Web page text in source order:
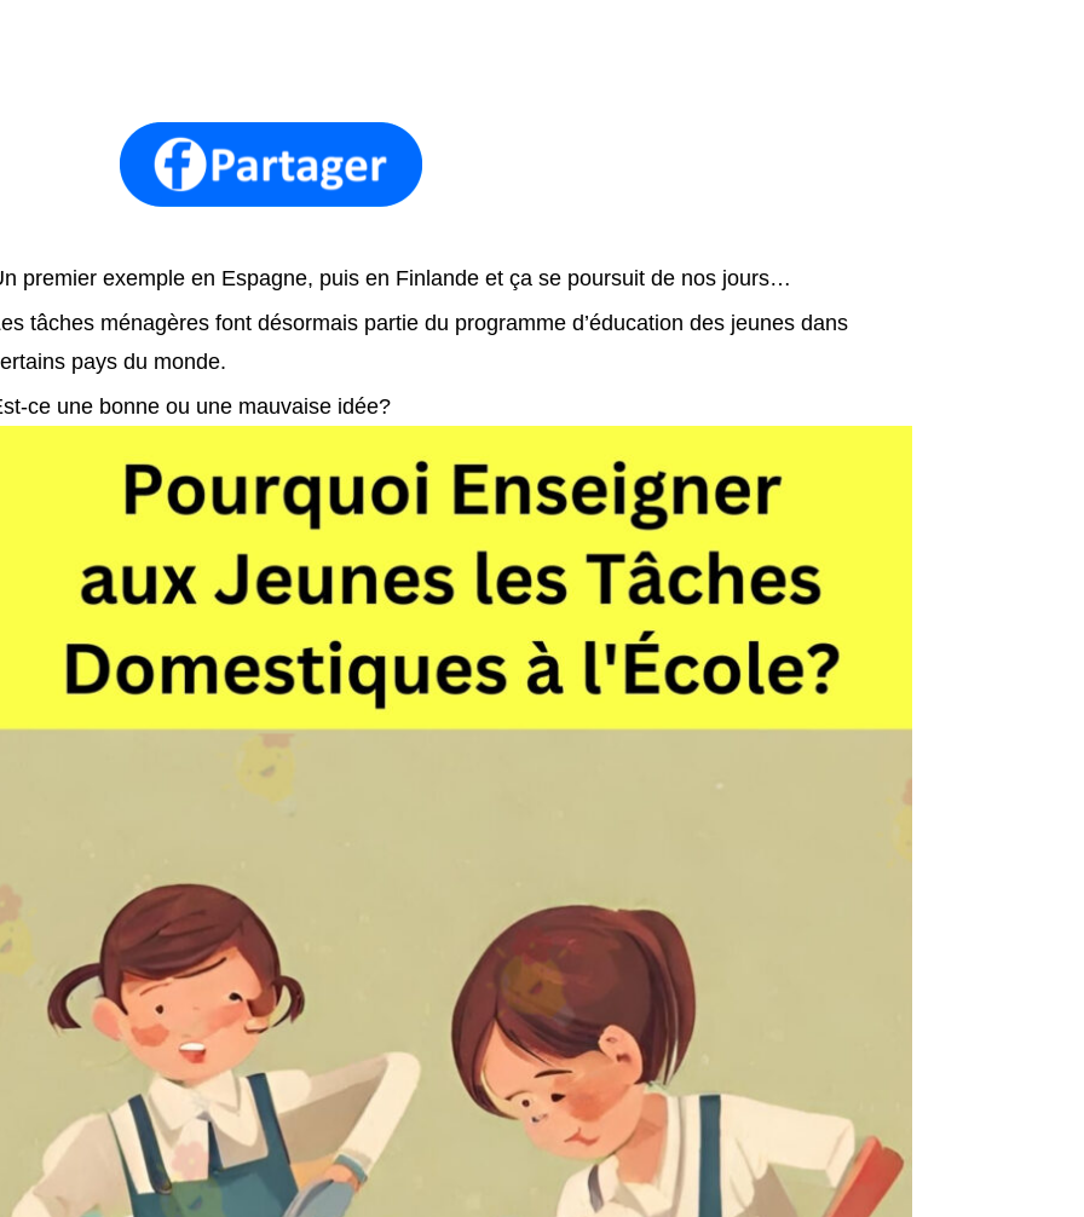
premier exemple en Espagne, puis en Finlande et ça se poursuit de nos jours…
tâches ménagères font désormais partie du programme d’éducation des jeunes dans
pays du monde.
ce une bonne ou une mauvaise idée?